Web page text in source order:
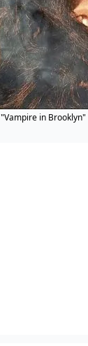
"Vampire in Brooklyn"